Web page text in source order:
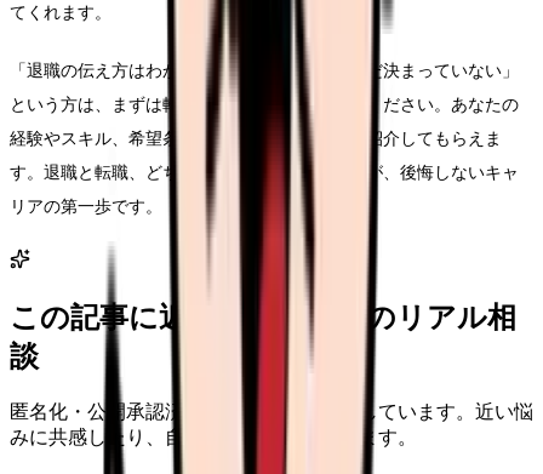
てくれます。
「退職の伝え方はわかったけど、次の職場がまだ決まっていない」
という方は、まずは転職のプロに相談してみてください。あなたの
経験やスキル、希望条件に合った求人を無料で紹介してもらえま
す。退職と転職、どちらも計画的に進めることが、後悔しないキャ
リアの第一歩です。
この記事に近い看護師さんのリアル相
談
匿名化・公開承認済みの本音だけを表示しています。近い悩
みに共感したり、自分の状況を投稿できます。